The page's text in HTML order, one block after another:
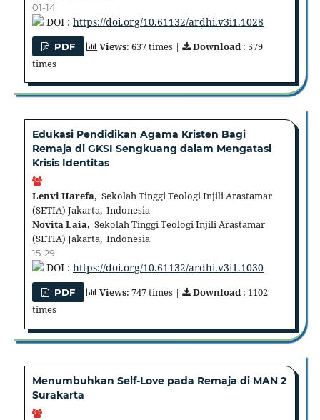
01-14
DOI : https://doi.org/10.61132/ardhi.v3i1.1028
PDF Views: 637 times | Download: 579
times
Edukasi Pendidikan Agama Kristen Bagi
Remaja di GKSI Sengkuang dalam Mengatasi
Krisis Identitas
Lenvi Harefa, Sekolah Tinggi Teologi Injili Arastamar
(SETIA) Jakarta, Indonesia
Novita Laia, Sekolah Tinggi Teologi Injili Arastamar
(SETIA) Jakarta, Indonesia
15-29
DOI : https://doi.org/10.61132/ardhi.v3i1.1030
PDF Views: 747 times | Download: 1102
times
Menumbuhkan Self-Love pada Remaja di MAN 2
Surakarta